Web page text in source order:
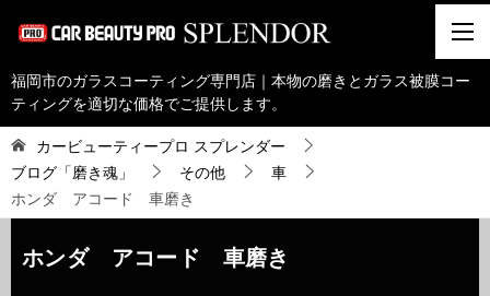
福岡市のガラスコーティング専門店｜本物の磨きとガラス被膜コー
ティングを適切な価格でご提供します。
カービューティープロ スプレンダー
ブログ「磨き魂」
その他
車
ホンダ アコード 車磨き
ホンダ アコード 車磨き